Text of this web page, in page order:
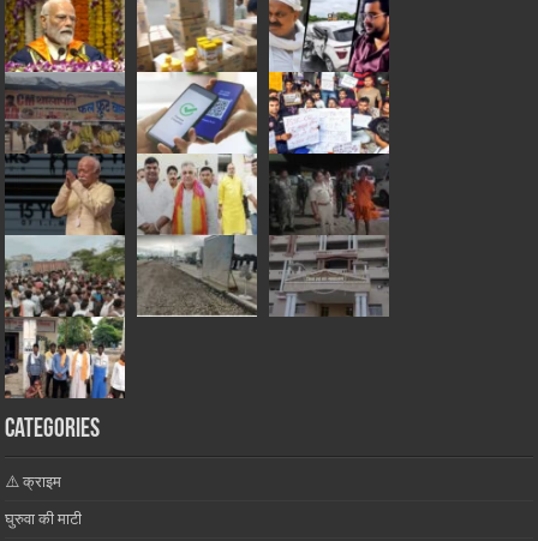
Categories
⚠️ क्राइम
घुरुवा की माटी